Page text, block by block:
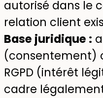
autorisé dans le
relation client
Base juridique :
(consentement)
RGPD (intérêt
cadre